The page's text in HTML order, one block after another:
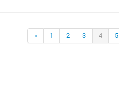
« 1 2 3 4 5